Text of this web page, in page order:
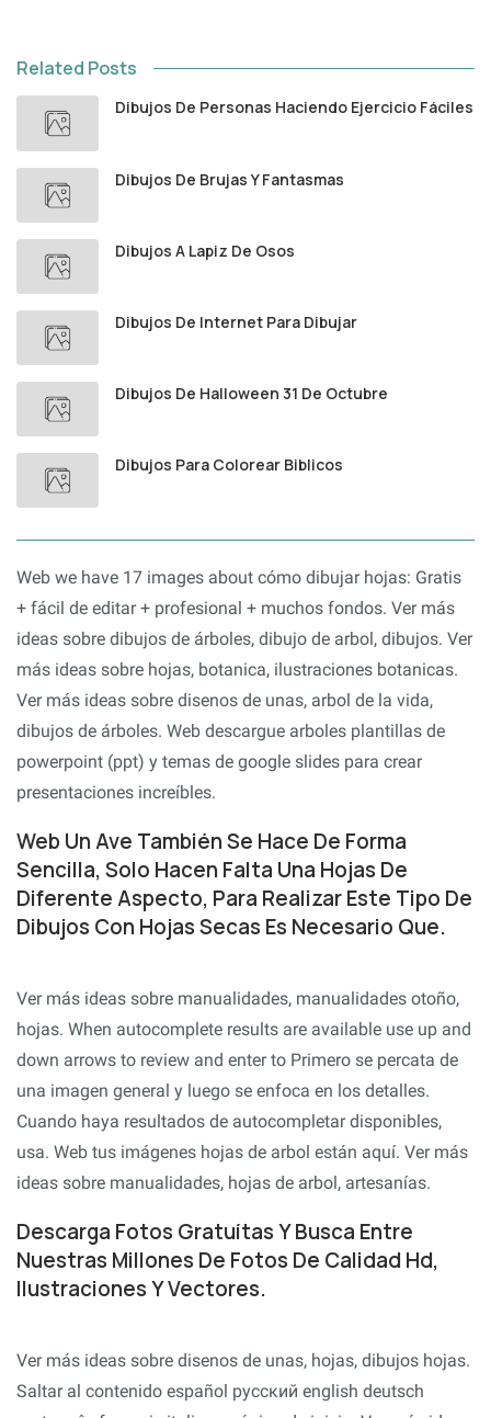
Related Posts
Dibujos De Personas Haciendo Ejercicio Fáciles
Dibujos De Brujas Y Fantasmas
Dibujos A Lapiz De Osos
Dibujos De Internet Para Dibujar
Dibujos De Halloween 31 De Octubre
Dibujos Para Colorear Biblicos
Web we have 17 images about cómo dibujar hojas: Gratis
+ fácil de editar + profesional + muchos fondos. Ver más
ideas sobre dibujos de árboles, dibujo de arbol, dibujos. Ver
más ideas sobre hojas, botanica, ilustraciones botanicas.
Ver más ideas sobre disenos de unas, arbol de la vida,
dibujos de árboles. Web descargue arboles plantillas de
powerpoint (ppt) y temas de google slides para crear
presentaciones increíbles.
Web Un Ave También Se Hace De Forma
Sencilla, Solo Hacen Falta Una Hojas De
Diferente Aspecto, Para Realizar Este Tipo De
Dibujos Con Hojas Secas Es Necesario Que.
Ver más ideas sobre manualidades, manualidades otoño,
hojas. When autocomplete results are available use up and
down arrows to review and enter to Primero se percata de
una imagen general y luego se enfoca en los detalles.
Cuando haya resultados de autocompletar disponibles,
usa. Web tus imágenes hojas de arbol están aquí. Ver más
ideas sobre manualidades, hojas de arbol, artesanías.
Descarga Fotos Gratuítas Y Busca Entre
Nuestras Millones De Fotos De Calidad Hd,
Ilustraciones Y Vectores.
Ver más ideas sobre disenos de unas, hojas, dibujos hojas.
Saltar al contenido español русский english deutsch